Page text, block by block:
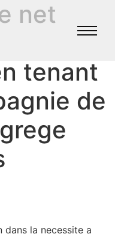
net
tenant
de
la necessite a